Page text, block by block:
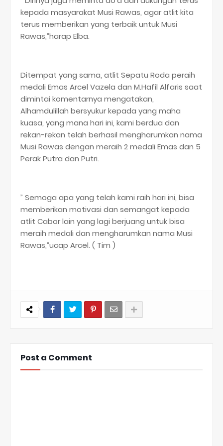
kepada masyarakat Musi Rawas, agar atlit kita
terus memberikan yang terbaik untuk Musi
Rawas,”harap Elba.
Ditempat yang sama, atlit Sepatu Roda peraih
medali Emas Arcel Vazela dan M.Hafil Alfaris saat
dimintai komentarnya mengatakan,
Alhamdulillah bersyukur kepada yang maha
kuasa, yang mana hari ini, kami berdua dan
rekan-rekan telah berhasil mengharumkan nama
Musi Rawas dengan meraih 2 medali Emas dan 5
Perak Putra dan Putri.
” Semoga apa yang telah kami raih hari ini, bisa
memberikan motivasi dan semangat kepada
atlit Cabor lain yang lagi berjuang untuk bisa
meraih medali dan mengharumkan nama Musi
Rawas,”ucap Arcel. ( Tim )
Post a Comment